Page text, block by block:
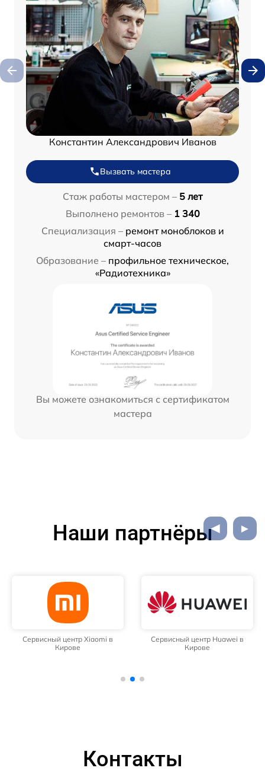
Константин Александрович Иванов
Вызвать мастера
Стаж работы мастером – 5 лет
Выполнено ремонтов – 1 340
Специализация – ремонт моноблоков и
смарт-часов
Образование – профильное техническое,
«Радиотехника»
Вы можете ознакомиться с сертификатом
мастера
Наши партнёры
Сервисный центр Xiaomi в
Кирове
Сервисный центр Huawei в
Кирове
Контакты